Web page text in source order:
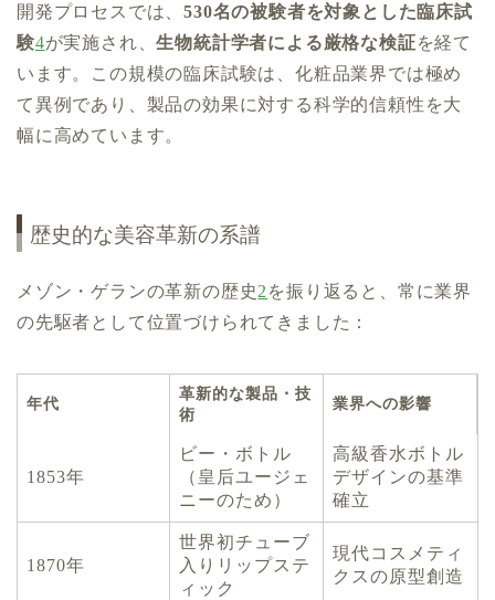
開発プロセスでは、530名の被験者を対象とした臨床試
験4が実施され、生物統計学者による厳格な検証を経て
います。この規模の臨床試験は、化粧品業界では極め
て異例であり、製品の効果に対する科学的信頼性を大
幅に高めています。
歴史的な美容革新の系譜
メゾン・ゲランの革新の歴史2 を振り返ると、常に業界
の先駆者として位置づけられてきました：
年代
革新的な製品・技
術
業界への影響
1853年
ビー・ボトル
（皇后ユージェ
ニーのため）
高級香水ボトル
デザインの基準
確立
1870年
世界初チューブ
入りリップステ
ィック
現代コスメティ
クスの原型創造